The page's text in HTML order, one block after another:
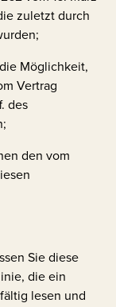
zuletzt durch
Möglichkeit,
Vertrag
des
den vom
Sie diese
die ein
lesen und